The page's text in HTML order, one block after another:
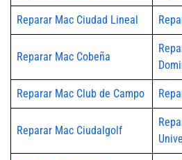
Reparar Mac Ciudad Lineal
Reparar Mac Cobeña
Reparar Mac Club de Campo
Reparar Mac Ciudalgolf